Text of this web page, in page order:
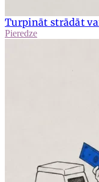
Turpināt strādāt
Pieredze